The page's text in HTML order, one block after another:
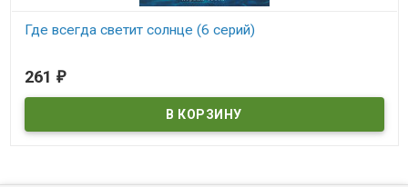
Где всегда светит солнце (6 серий)
261 ₽